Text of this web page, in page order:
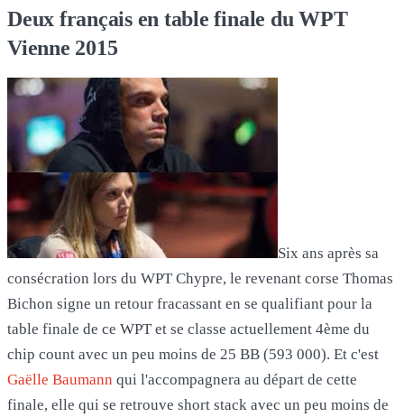
Deux français en table finale du WPT
Vienne 2015
Six ans après sa
consécration lors du WPT Chypre, le revenant corse Thomas
Bichon signe un retour fracassant en se qualifiant pour la
table finale de ce WPT et se classe actuellement 4ème du
chip count avec un peu moins de 25 BB (593 000). Et c'est
Gaëlle Baumann qui l'accompagnera au départ de cette
finale, elle qui se retrouve short stack avec un peu moins de